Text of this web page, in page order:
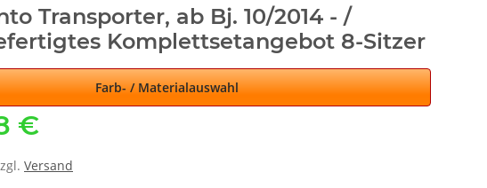
Transporter, ab Bj. 10/2014 - /
Komplettsetangebot 8-Sitzer
Farb- / Materialauswahl
€
Versand